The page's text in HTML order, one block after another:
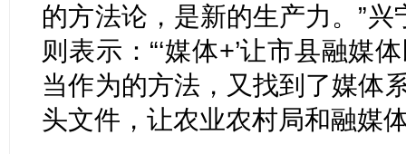
的方法论，是新的生产力。”
则表示：“‘媒体+’让市县融媒
当作为的方法，又找到了媒体
头文件，让农业农村局和融媒